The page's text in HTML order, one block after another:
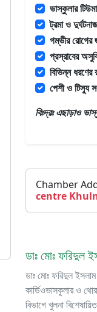
ভাস্কুলার
ট্রমা ও
গম্ভীর
প্রস্রাবের
বিভিন্ন ধরণের
পেশী ও টিস্যু
বিঃদ্রঃ এছাড়াও
Chamber
centre
ডাঃ মোঃ ফরিদুল
ডাঃ মোঃ ফরিদুল
কার্ডিওভাসকুলার ও
বিভাগে খুলনা